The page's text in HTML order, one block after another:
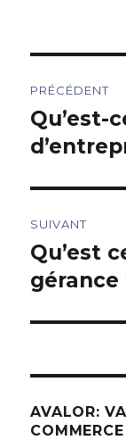
de
l’article
PRÉCÉDENT
Article
précédent :
Qu’est-
SUIVANT
Article
suivant :
Qu’est
gérance
AVALOR:
COMMERCE